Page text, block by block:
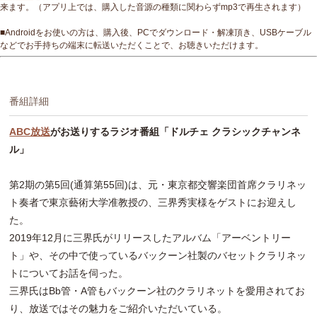
来ます。（アプリ上では、購入した音源の種類に関わらずmp3で再生されます）
■Androidをお使いの方は、購入後、PCでダウンロード・解凍頂き、USBケーブル
などでお手持ちの端末に転送いただくことで、お聴きいただけます。
番組詳細
ABC放送がお送りするラジオ番組「ドルチェ クラシックチャンネ
ル」
第2期の第5回(通算第55回)は、元・東京都交響楽団首席クラリネッ
ト奏者で東京藝術大学准教授の、三界秀実様をゲストにお迎えし
た。
2019年12月に三界氏がリリースしたアルバム「アーベントリー
ト」や、その中で使っているバックーン社製のバセットクラリネッ
トについてお話を伺った。
三界氏はBb管・A管もバックーン社のクラリネットを愛用されてお
り、放送ではその魅力をご紹介いただいている。